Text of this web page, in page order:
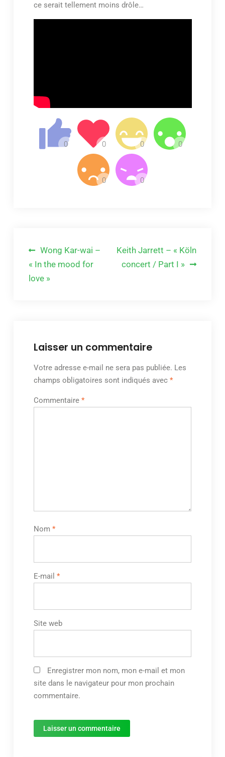
ce serait tellement moins drôle…
Navigation
de
l’article
Wong Kar-wai –
« In the mood for
love »
Keith Jarrett – « Köln
concert / Part I »
Laisser un commentaire
Votre adresse e-mail ne sera pas publiée. Les
champs obligatoires sont indiqués avec *
Commentaire *
Nom *
E-mail *
Site web
Enregistrer mon nom, mon e-mail et mon
site dans le navigateur pour mon prochain
commentaire.